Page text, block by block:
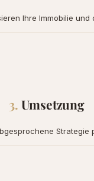
Ihre Immobilie und
Umsetzung
Strategie